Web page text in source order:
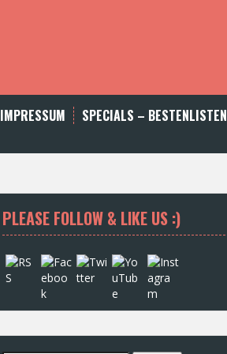
IMPRESSUM
SPECIALS – BESTENLISTEN
PLEASE FOLLOW & LIKE US :)